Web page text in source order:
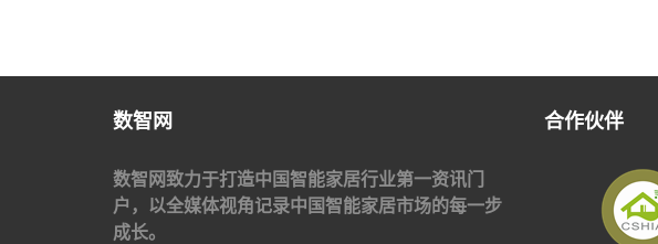
数智网
数智网致力于打造中国智能家居行业第一资讯门
户，以全媒体视角记录中国智能家居市场的每一步
成长。
合作伙伴